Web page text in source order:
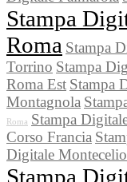
Stampa
Roma Stampa
Torrino Stampa
Roma Est Stampa
Montagnola
Roma Stampa
Corso Francia
Digitale Montecelio
Stampa